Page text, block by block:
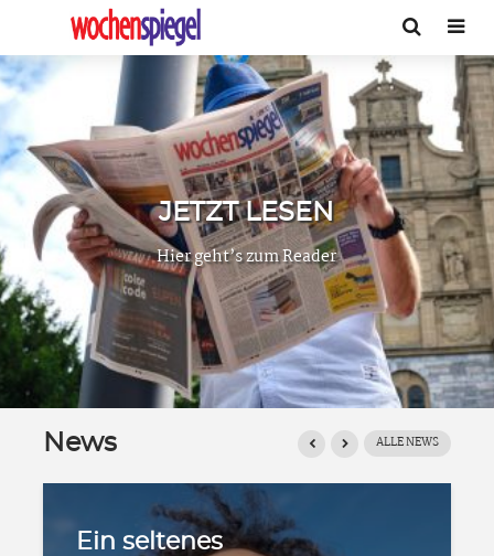
JETZT LESEN
Hier geht’s zum Reader
News ALLE NEWS
Todi so’l Vôye unterstützt